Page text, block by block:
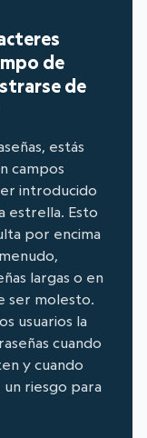
de
de
estás
campos
introducido
estrella. Esto
por encima
largas o en
ser molesto.
usuarios la
cuando
y cuando
riesgo para